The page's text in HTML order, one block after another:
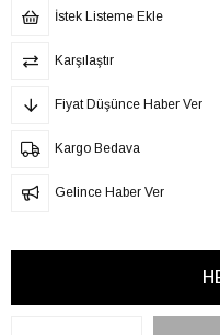
İstek Listeme Ekle
Karşılaştır
Fiyat Düşünce Haber Ver
Kargo Bedava
Gelince Haber Ver